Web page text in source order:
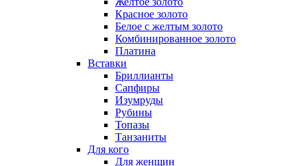
Красное золото
Белое с желтым золото
Комбинированное золото
Платина
Вставки
Бриллианты
Сапфиры
Изумруды
Рубины
Топазы
Танзаниты
Для кого
Для женщин